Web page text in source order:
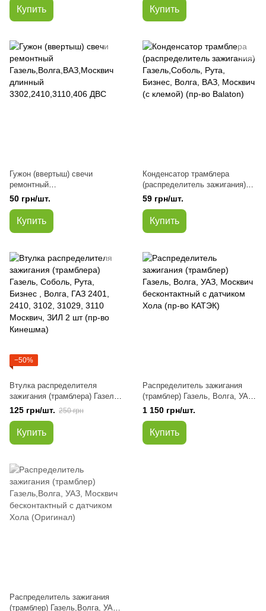
2410, 31029, УАЗ, АЗЛК (пр-во
EE, ELPROM-ELHOVO)
Купить
клемой) (пр-во EE, ELPROM-
ELHOVO)
Купить
Гужон (ввертыш) свечи
ремонтный
Газель,Волга,ВАЗ,Москвич
длинный 3302,2410,3110,406
ДВС
50 грн/шт.
Купить
Конденсатор трамблера
(распределитель зажигания)
Газель,Соболь, Рута, Бизнес,
Волга, ВАЗ, Москвич (с
клемой) (пр-во Balaton)
59 грн/шт.
Купить
−50%
Втулка распределителя
зажигания (трамблера) Газель,
Соболь, Рута, Бизнес , Волга,
ГАЗ 2401, 2410, 3102, 31029,
3110 Москвич, ЗИЛ 2 шт (пр-во
Кинешма)
125 грн/шт. 250 грн
Купить
Распределитель зажигания
(трамблер) Газель, Волга, УАЗ,
Москвич бесконтактный с
датчиком Хола (пр-во КАТЭК)
1 150 грн/шт.
Купить
Распределитель зажигания
(трамблер) Газель,Волга, УАЗ,